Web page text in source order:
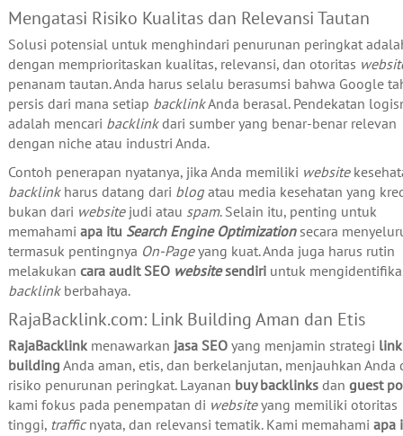
Mengatasi Risiko Kualitas dan Relevansi Tautan
Solusi potensial untuk menghindari penurunan peringkat
dengan memprioritaskan kualitas, relevansi, dan otoritas
penanam tautan. Anda harus selalu berasumsi bahwa Google
persis dari mana setiap backlinkAnda berasal. Pendekatan
adalah mencari backlinkdari sumber yang benar-benar relevan
dengan niche atau industri Anda.
Contoh penerapan nyatanya, jika Anda memiliki website
backlinkharus datang dari blogatau media kesehatan yang
bukan dari websitejudi atau spam. Selain itu, penting untuk
memahami apa itu Search Engine Optimizationsecara
termasuk pentingnya On-Pageyang kuat. Anda juga harus rutin
melakukan cara audit SEO websitesendiriuntuk
backlinkberbahaya.
RajaBacklink.com: Link Building Aman dan Etis
RajaBacklinkmenawarkan jasa SEOyang menjamin strategi link
building Anda aman, etis, dan berkelanjutan, menjauhkan Anda
risiko penurunan peringkat. Layanan buy backlinksdan guest
kami fokus pada penempatan di websiteyang memiliki otoritas
tinggi, trafficnyata, dan relevansi tematik. Kami memahami apa